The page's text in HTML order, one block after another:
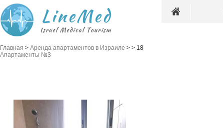
Главная > Аренда апартаментов в Израиле >
Апартаменты №3
> 18